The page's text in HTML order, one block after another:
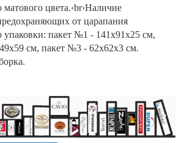
матового цвета.‹br›Наличие
от царапания
упаковки: пакет №1 - 141х91х25 см,
см, пакет №3 - 62х62х3 см.